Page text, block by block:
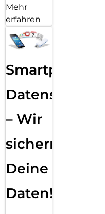
Mehr
erfahren
Smartphone
– Wir
sichern
Deine
Daten!